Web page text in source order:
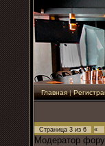
Главная|
Страница 3 из 6 «
Модератор